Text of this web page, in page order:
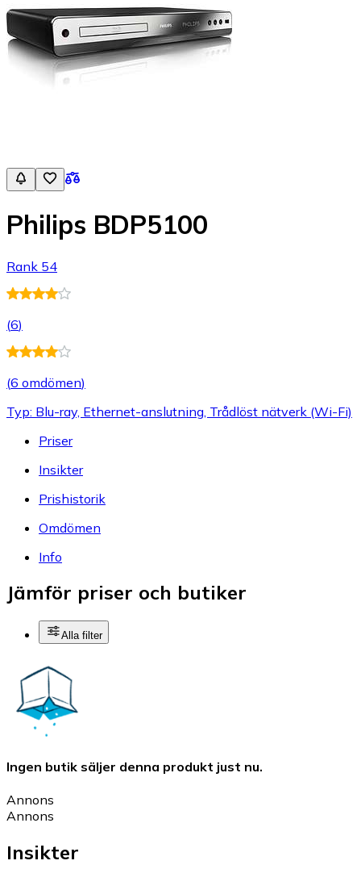
Philips BDP5100
Rank 54
(6)
(6 omdömen)
Typ: Blu-ray, Ethernet-anslutning, Trådlöst nätverk (Wi-Fi)
Priser
Insikter
Prishistorik
Omdömen
Info
Jämför priser och butiker
Alla filter
Ingen butik säljer denna produkt just nu.
Annons
Annons
Insikter